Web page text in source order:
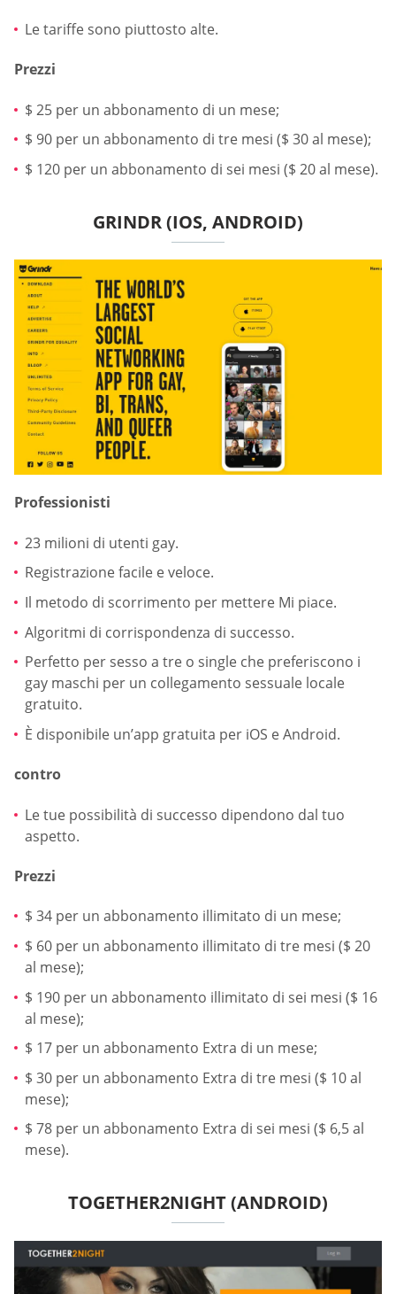
Le tariffe sono piuttosto alte.
Prezzi
$ 25 per un abbonamento di un mese;
$ 90 per un abbonamento di tre mesi ($ 30 al mese);
$ 120 per un abbonamento di sei mesi ($ 20 al mese).
GRINDR (IOS, ANDROID)
Professionisti
23 milioni di utenti gay.
Registrazione facile e veloce.
Il metodo di scorrimento per mettere Mi piace.
Algoritmi di corrispondenza di successo.
Perfetto per sesso a tre o single che preferiscono i
gay maschi per un collegamento sessuale locale
gratuito.
È disponibile un’app gratuita per iOS e Android.
contro
Le tue possibilità di successo dipendono dal tuo
aspetto.
Prezzi
$ 34 per un abbonamento illimitato di un mese;
$ 60 per un abbonamento illimitato di tre mesi ($ 20
al mese);
$ 190 per un abbonamento illimitato di sei mesi ($ 16
al mese);
$ 17 per un abbonamento Extra di un mese;
$ 30 per un abbonamento Extra di tre mesi ($ 10 al
mese);
$ 78 per un abbonamento Extra di sei mesi ($ 6,5 al
mese).
TOGETHER2NIGHT (ANDROID)